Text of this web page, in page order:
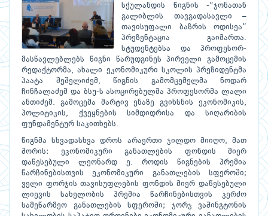
სქულანდის წიგნის -“ჯონათან
გალიბლის თავგადასავლი –
თავისუფალი ბაზრის ოდისეა”
პრეზენტაცია გაიმართა.
სტუდენტებსა და პროფესორ-
მასწავლებლებს წიგნი წარუდგინეს პირველი გამოცემის
რედაქტორმა, ახალი ეკონომიკური სკოლის პრეზიდენტმა
პაატა შეშელიძემ, წიგნის გამომცემელმა ნოდარ
ჩინჩალაძემ და ბსუ-ს ასოცირებულმა პროფესორმა ლალი
ანთიძემ. გამოცემა მარტივ ენაზე გვიხსნის ეკონომიკის,
პოლიტიკის, ქვეყნების სიმდიდრისა და სიღარიბის
ფუნდამენტურ საკითხებს.
წიგნმა სხვადასხვა დროს არაერთი ჯილდო მიიღო, მათ
შორის: ეკონომიკური განათლების ფონდის მიერ
დაწესებული ლეონარდ ე. როდის წიგნების პრემია
წარჩინებისთვის ეკონომიკური განათლების სფეროში;
ველი ფორჯის თავისუფლების ფონდის მიერ დაწესებული
ლიევის სახელობის პრემია წარჩინებისთვის კერძო
სამეწარმეო განათლების სფეროში; ჯორჯ ვაშინგტონის